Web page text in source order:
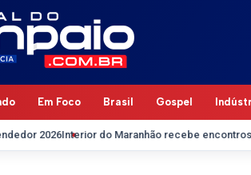
Em Foco Brasil Gospel
Interior do Maranhão recebe encontros